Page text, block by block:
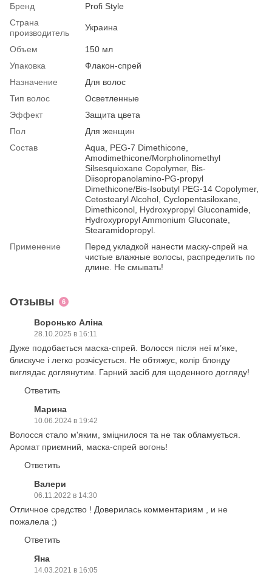
Бренд
Profi Style
Страна
производитель
Украина
Объем
150 мл
Упаковка
Флакон-спрей
Назначение
Для волос
Тип волос
Осветленные
Эффект
Защита цвета
Пол
Для женщин
Состав
Aqua, PEG-7 Dimethicone,
Amodimethicone/Morpholinomethyl
Silsesquioxane Copolymer, Bis-
Diisopropanolamino-PG-propyl
Dimethicone/Bis-Isobutyl PEG-14 Copolymer,
Cetostearyl Alcohol, Cyclopentasiloxane,
Dimethiconol, Hydroxypropyl Gluconamide,
Hydroxypropyl Ammonium Gluconate,
Stearamidopropyl.
Применение
Перед укладкой нанести маску-спрей на
чистые влажные волосы, распределить по
длине. Не смывать!
Отзывы 6
Воронько Аліна
28.10.2025 в 16:11
Дуже подобається маска-спрей. Волосся після неї м’яке,
блискуче і легко розчісується. Не обтяжує, колір блонду
виглядає доглянутим. Гарний засіб для щоденного догляду!
Ответить
Марина
10.06.2024 в 19:42
Волосся стало м'яким, зміцнилося та не так обламується.
Аромат приємний, маска-спрей вогонь!
Ответить
Валери
06.11.2022 в 14:30
Отличное средство ! Доверилась комментариям , и не
пожалела ;)
Ответить
Яна
14.03.2021 в 16:05